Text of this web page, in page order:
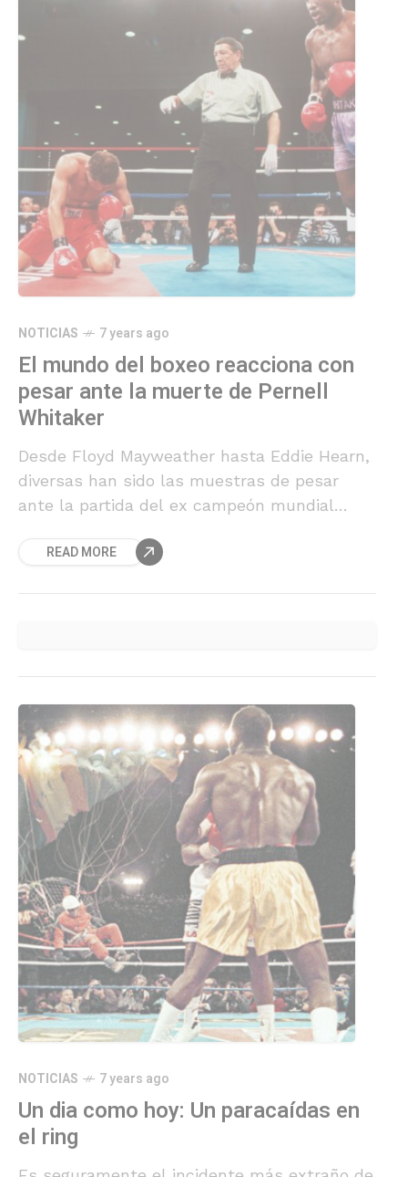
NOTICIAS 7 years ago
El mundo del boxeo reacciona con
pesar ante la muerte de Pernell
Whitaker
Desde Floyd Mayweather hasta Eddie Hearn,
diversas han sido las muestras de pesar
ante la partida del ex campeón mundial
READ MORE
NOTICIAS 7 years ago
Un dia como hoy: Un paracaídas en
el ring